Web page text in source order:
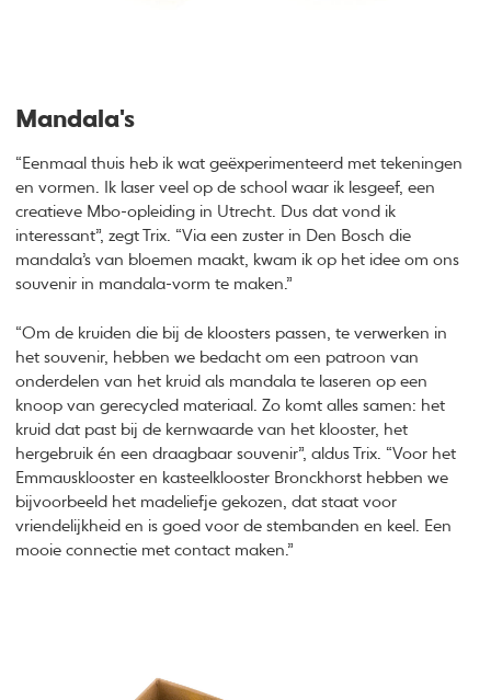
Mandala's
“Eenmaal thuis heb ik wat geëxperimenteerd met tekeningen
en vormen. Ik laser veel op de school waar ik lesgeef, een
creatieve Mbo-opleiding in Utrecht. Dus dat vond ik
interessant”, zegt Trix. “Via een zuster in Den Bosch die
mandala’s van bloemen maakt, kwam ik op het idee om ons
souvenir in mandala-vorm te maken.”
“Om de kruiden die bij de kloosters passen, te verwerken in
het souvenir, hebben we bedacht om een patroon van
onderdelen van het kruid als mandala te laseren op een
knoop van gerecycled materiaal. Zo komt alles samen: het
kruid dat past bij de kernwaarde van het klooster, het
hergebruik én een draagbaar souvenir”, aldus Trix. “Voor het
Emmausklooster en kasteelklooster Bronckhorst hebben we
bijvoorbeeld het madeliefje gekozen, dat staat voor
vriendelijkheid en is goed voor de stembanden en keel. Een
mooie connectie met contact maken.”